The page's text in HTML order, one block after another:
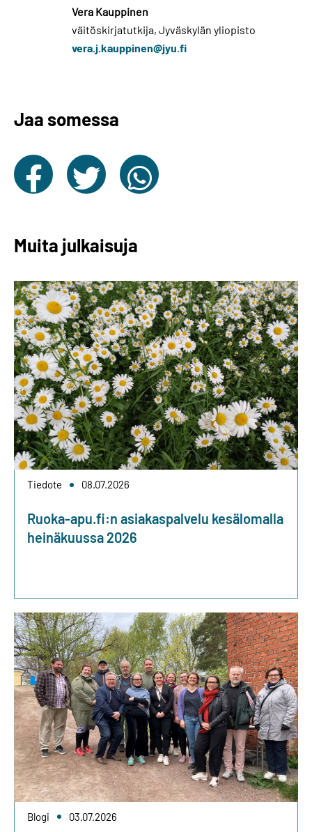
Vera Kauppinen
väitöskirjatutkija, Jyväskylän yliopisto
vera.j.kauppinen@jyu.fi
Jaa somessa
Muita julkaisuja
Tiedote 08.07.2026
Ruoka-apu.fi:n asiakaspalvelu kesälomalla
heinäkuussa 2026
Blogi 03.07.2026